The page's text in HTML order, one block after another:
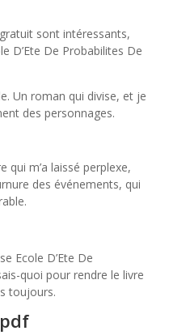
sont intéressants,
D’Ete De Probabilites De
Un roman qui divise, et je
des personnages.
qui m’a laissé perplexe,
des événements, qui
Ecole D’Ete De
quoi pour rendre le livre
toujours.